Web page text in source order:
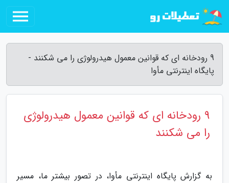
9 رودخانه ای که قوانین معمول هیدرولوژی را می شکنند -
پایگاه اینترنتی مأوا
9 رودخانه ای که قوانین معمول هیدرولوژی
را می شکنند
به گزارش پایگاه اینترنتی مأوا، در تصور بیشتر ما، مسیر